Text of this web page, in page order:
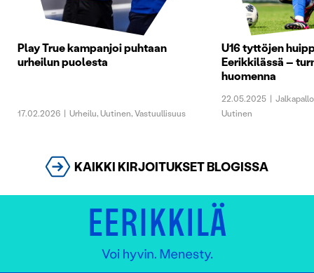
Play True kampanjoi puhtaan
urheilun puolesta
17.02.2026 | Urheilu,Uutinen,Vastuullisuus
U16 tyttöjen
Eerikkilässä –
huomenna
22.05.2025 | Jalkapallo
Uutinen
KAIKKI KIRJOITUKSET BLOGISSA